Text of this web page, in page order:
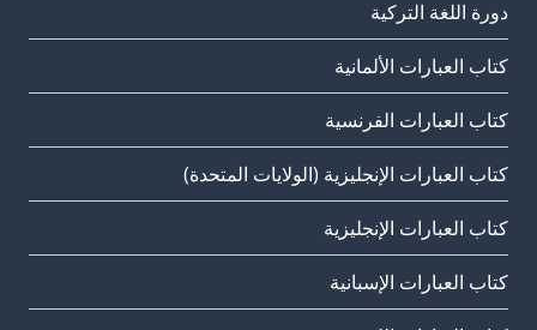
دورة اللغة التركية
كتاب العبارات الألمانية
كتاب العبارات الفرنسية
كتاب العبارات الإنجليزية (الولايات المتحدة)
كتاب العبارات الإنجليزية
كتاب العبارات الإسبانية